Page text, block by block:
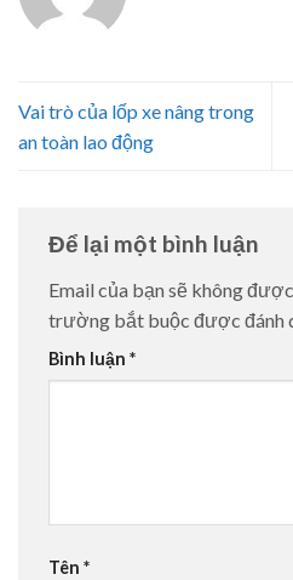
Vai trò của lốp xe nâng trong
an toàn lao động
Để lại một bình luận
Email của bạn sẽ không
trường bắt buộc được đánh
Bình luận *
Tên *